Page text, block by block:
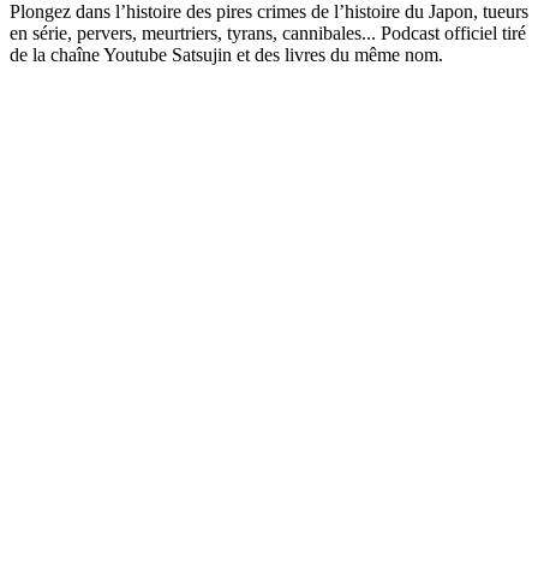
Plongez dans l’histoire des pires crimes de l’histoire du Japon, tueurs
en série, pervers, meurtriers, tyrans, cannibales... Podcast officiel tiré
de la chaîne Youtube Satsujin et des livres du même nom.